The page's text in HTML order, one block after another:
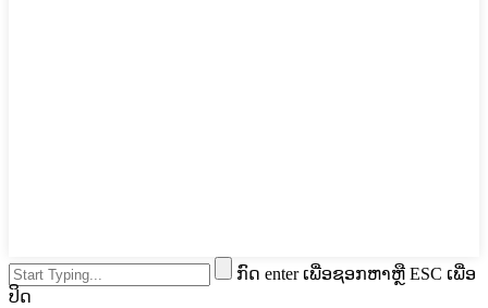
ກົດ enter ເພື່ອຊອກຫາຫຼື ESC ເພື່ອ
ປິດ